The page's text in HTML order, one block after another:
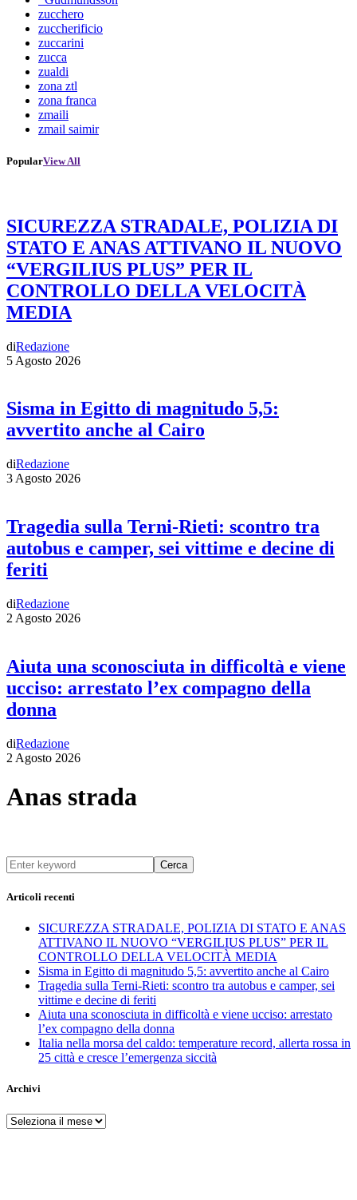
zucchero
zuccherificio
zuccarini
zucca
zualdi
zona ztl
zona franca
zmaili
zmail saimir
PopularView All
SICUREZZA STRADALE, POLIZIA DI
STATO E ANAS ATTIVANO IL NUOVO
“VERGILIUS PLUS” PER IL
CONTROLLO DELLA VELOCITÀ
MEDIA
diRedazione
5 Agosto 2026
Sisma in Egitto di magnitudo 5,5:
avvertito anche al Cairo
diRedazione
3 Agosto 2026
Tragedia sulla Terni-Rieti: scontro tra
autobus e camper, sei vittime e decine di
feriti
diRedazione
2 Agosto 2026
Aiuta una sconosciuta in difficoltà e viene
ucciso: arrestato l’ex compagno della
donna
diRedazione
2 Agosto 2026
Anas strada
Cerca
Articoli recenti
SICUREZZA STRADALE, POLIZIA DI STATO E ANAS
ATTIVANO IL NUOVO “VERGILIUS PLUS” PER IL
CONTROLLO DELLA VELOCITÀ MEDIA
Sisma in Egitto di magnitudo 5,5: avvertito anche al Cairo
Tragedia sulla Terni-Rieti: scontro tra autobus e camper, sei
vittime e decine di feriti
Aiuta una sconosciuta in difficoltà e viene ucciso: arrestato
l’ex compagno della donna
Italia nella morsa del caldo: temperature record, allerta rossa in
25 città e cresce l’emergenza siccità
Archivi
Archivi